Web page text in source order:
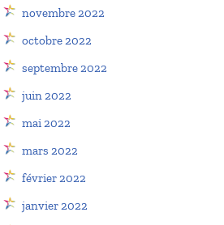
novembre 2022
octobre 2022
septembre 2022
juin 2022
mai 2022
mars 2022
février 2022
janvier 2022